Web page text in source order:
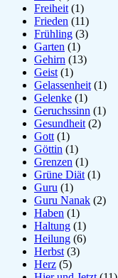
Freiheit (1)
Frieden (11)
Frühling (3)
Garten (1)
Gehirn (13)
Geist (1)
Gelassenheit (1)
Gelenke (1)
Geruchssinn (1)
Gesundheit (2)
Gott (1)
Göttin (1)
Grenzen (1)
Grüne Diät (1)
Guru (1)
Guru Nanak (2)
Haben (1)
Haltung (1)
Heilung (6)
Herbst (3)
Herz (5)